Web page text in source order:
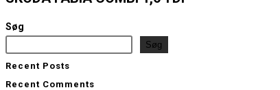
Søg
Søg
Recent Posts
Recent Comments